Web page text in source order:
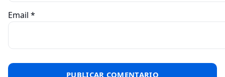
Email *